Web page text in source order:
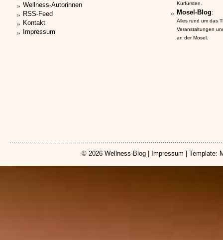
Wellness-Autorinnen
RSS-Feed
Kontakt
Impressum
Kurfürsten.
Mosel-Blog:
Alles rund um das
Veranstaltungen
an der Mosel.
© 2026 Wellness-Blog Impressum | Template: